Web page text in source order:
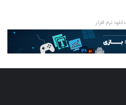
دانلود نرم افزار